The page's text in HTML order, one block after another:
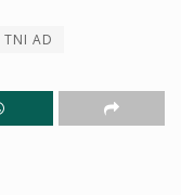
TNI AD